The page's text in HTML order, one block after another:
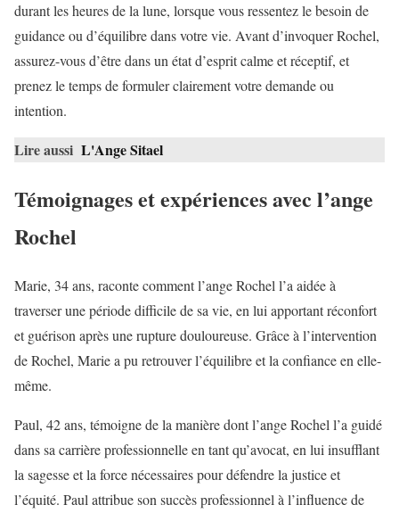
durant les heures de la lune, lorsque vous ressentez le besoin de
guidance ou d’équilibre dans votre vie. Avant d’invoquer Rochel,
assurez-vous d’être dans un état d’esprit calme et réceptif, et
prenez le temps de formuler clairement votre demande ou
intention.
Lire aussi L'Ange Sitael
Témoignages et expériences avec l’ange
Rochel
Marie, 34 ans, raconte comment l’ange Rochel l’a aidée à
traverser une période difficile de sa vie, en lui apportant réconfort
et guérison après une rupture douloureuse. Grâce à l’intervention
de Rochel, Marie a pu retrouver l’équilibre et la confiance en elle-
même.
Paul, 42 ans, témoigne de la manière dont l’ange Rochel l’a guidé
dans sa carrière professionnelle en tant qu’avocat, en lui insufflant
la sagesse et la force nécessaires pour défendre la justice et
l’équité. Paul attribue son succès professionnel à l’influence de